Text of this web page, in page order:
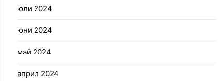
юли 2024
юни 2024
май 2024
април 2024